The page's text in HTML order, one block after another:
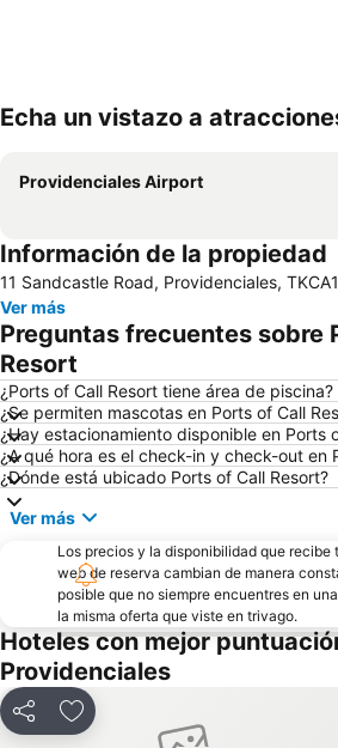
Echa un vistazo a
Providenciales Airport
Información de la propiedad
11 Sandcastle Road, Providenciales,
Ver más
Preguntas frecuentes sobre
Resort
¿Ports of Call Resort tiene área de piscina?
¿Se permiten mascotas en Ports of Call
¿Hay estacionamiento disponible en Ports
¿A qué hora es el check-in y check-out en
¿Dónde está ubicado Ports of Call Resort?
Ver más
Los precios y la disponibilidad que recibe
web de reserva cambian de manera
posible que no siempre encuentres en
la misma oferta que viste en trivago.
Hoteles con mejor
Providenciales
CompartirAgregar a favoritos